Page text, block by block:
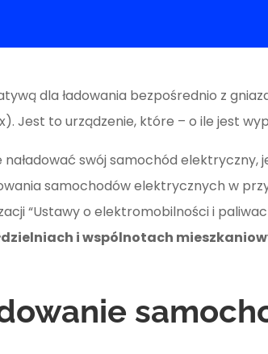
dla ładowania bezpośrednio z
Jest to urządzenie, które – o ile jest
naładować swój samochód
samochodów elektrycznych w
“Ustawy o elektromobilności i
i wspólnotach